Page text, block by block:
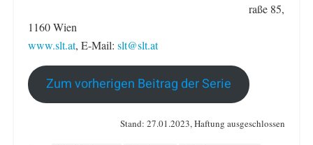
raße 85,
1160 Wien
www.slt.at, E-Mail: slt@slt.at
Zum vorherigen Beitrag der Serie
Stand: 27.01.2023, Haftung ausgeschlossen